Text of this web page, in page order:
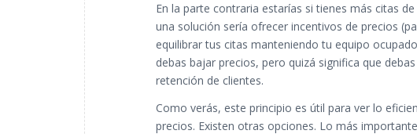
En la parte contraria estarías si tienes más citas
una solución sería ofrecer incentivos de precios
equilibrar tus citas manteniendo tu equipo
debas bajar precios, pero quizá significa que
retención de clientes.
Como verás, este principio es útil para ver lo
precios. Existen otras opciones. Lo más